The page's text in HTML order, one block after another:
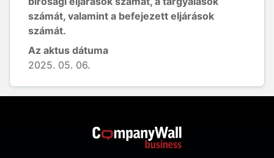
számát, valamint a befejezett eljárások
számát.
Az aktus dátuma
2025. 05. 06.